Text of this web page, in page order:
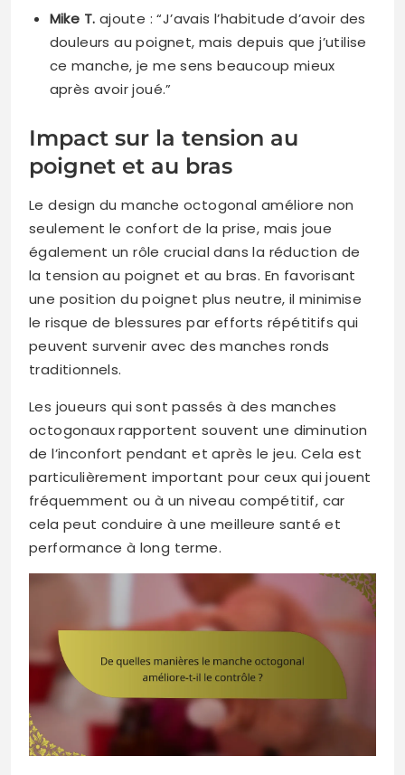
Mike T. ajoute : “J’avais l’habitude d’avoir des
douleurs au poignet, mais depuis que j’utilise
ce manche, je me sens beaucoup mieux
après avoir joué.”
Impact sur la tension au
poignet et au bras
Le design du manche octogonal améliore non
seulement le confort de la prise, mais joue
également un rôle crucial dans la réduction de
la tension au poignet et au bras. En favorisant
une position du poignet plus neutre, il minimise
le risque de blessures par efforts répétitifs qui
peuvent survenir avec des manches ronds
traditionnels.
Les joueurs qui sont passés à des manches
octogonaux rapportent souvent une diminution
de l’inconfort pendant et après le jeu. Cela est
particulièrement important pour ceux qui jouent
fréquemment ou à un niveau compétitif, car
cela peut conduire à une meilleure santé et
performance à long terme.